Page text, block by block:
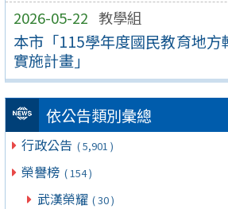
2026-05-22 教學組
本市「115學年度國民教育地方
實施計畫」
依公告類別彙總
行政公告 ( 5,901 )
榮譽榜 ( 154 )
武漢榮耀 ( 30 )